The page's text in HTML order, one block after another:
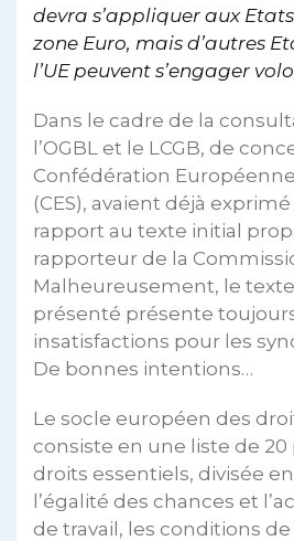
devra s’appliquer aux
zone Euro, mais d’autres
l’UE peuvent s’engager
Dans le cadre de la
l’OGBL et le LCGB, de
Confédération
(CES), avaient déjà
rapport au texte initial
rapporteur de la
Malheureusement, le
présenté présente
insatisfactions pour les
De bonnes intentions…
Le socle européen des
consiste en une liste de
droits essentiels, divisée
l’égalité des chances et
de travail, les conditions